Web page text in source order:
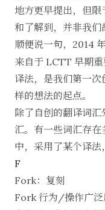
地方更早提出，但
和了解到，并非我们
顺便说一句，2014
来自于 LCTT 早期
译法，是我们第一
样的想法的起点。
除了自创的翻译词
汇。有一些词汇存
中，采用了某个译法
F
Fork：复刻
Fork 行为/操作广泛